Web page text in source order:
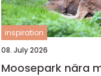
inspiration
08. July 2026
Moosepark nära möten